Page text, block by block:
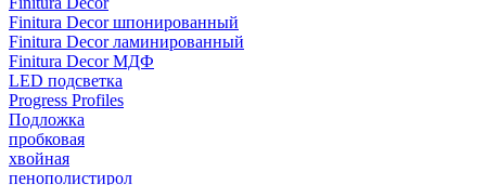
Finitura Decor шпонированный
Finitura Decor ламинированный
Finitura Decor МДФ
LED подсветка
Progress Profiles
Подложка
пробковая
хвойная
пенополистирол